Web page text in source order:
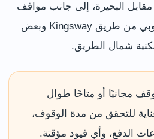
محدودة في Wharf Road مقابل البحيرة، إلى جانب مواقف
مدفوعة على الجانب الجنوبي من طريق Kingsway وبعض
شمال الطريق.
مجانيًا أو متاحًا طوال
للتحقق من مدة الوقوف،
الدفع، وأي قيود مؤقتة.